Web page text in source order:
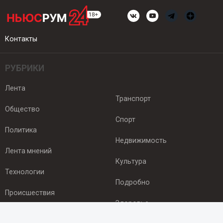
Контакты
РУБРИКИ
Лента
Общество
Политика
Лента мнений
Технологии
Происшествия
Транспорт
Спорт
Недвижимость
Культура
Подробно
Здоровье